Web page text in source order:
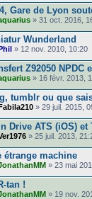
Gare de Lyon
» 31 oct. 2016,
Wunderland
» 12 nov. 2010, 10:20
Z92050 NPDC
» 16 févr. 2013,
tumblr ou que
» 29 juil. 2015,
Drive ATS (iOS)
» 25 juil. 2013,
étrange machine
» 23 mai
tan !
» 19 nov.